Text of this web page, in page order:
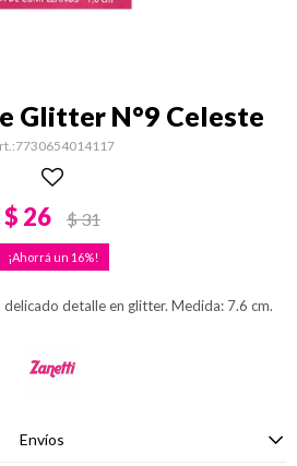
Glitter N°9 Celeste
7730654014117
$ 26 $31
16
delicado detalle en glitter. Medida: 7.6 cm.
Envíos